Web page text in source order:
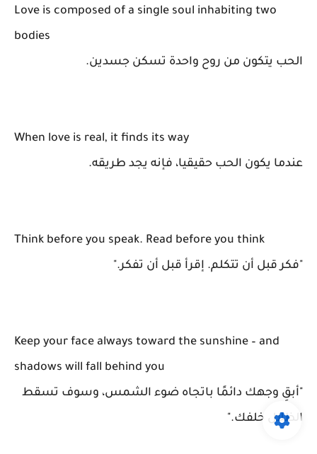
Love is composed of a single soul inhabiting two
bodies
الحب يتكون من روح واحدة تسكن جسدين.
When love is real, it finds its way
عندما يكون الحب حقيقيا، فإنه يجد طريقه.
Think before you speak. Read before you think
"فكر قبل أن تتكلم. إقرأ قبل أن تفكر."
Keep your face always toward the sunshine – and
shadows will fall behind you
"أبقِ وجهك دائمًا باتجاه ضوء الشمس، وسوف تسقط
الظلال خلفك."